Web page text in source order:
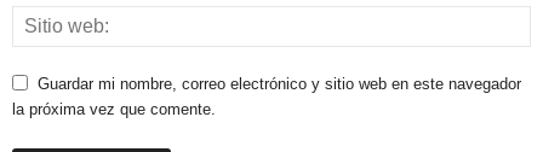
Guardar mi nombre, correo electrónico y sitio web en este navegador
la próxima vez que comente.